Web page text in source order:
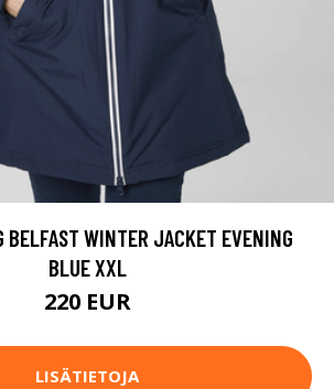
BELFAST WINTER JACKET EVENING
BLUE XXL
220 EUR
LISÄTIETOJA